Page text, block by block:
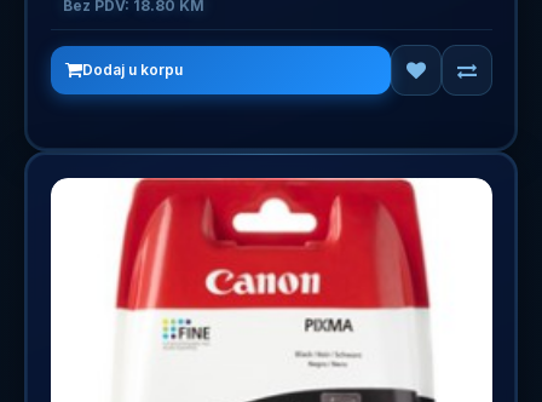
Bez PDV: 18.80 KM
Dodaj u korpu